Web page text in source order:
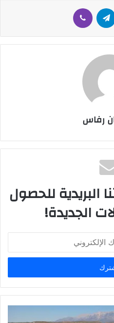
رفاس
البريدية للحصول
الجديدة!